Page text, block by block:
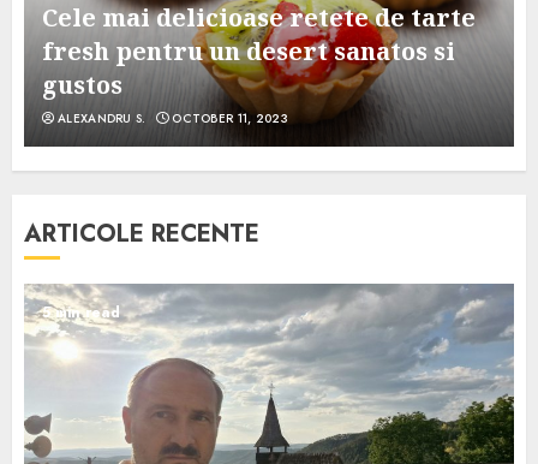
Cele mai delicioase retete de tarte
fresh pentru un desert sanatos si
gustos
ALEXANDRU S. OCTOBER 11, 2023
ARTICOLE RECENTE
5 min read